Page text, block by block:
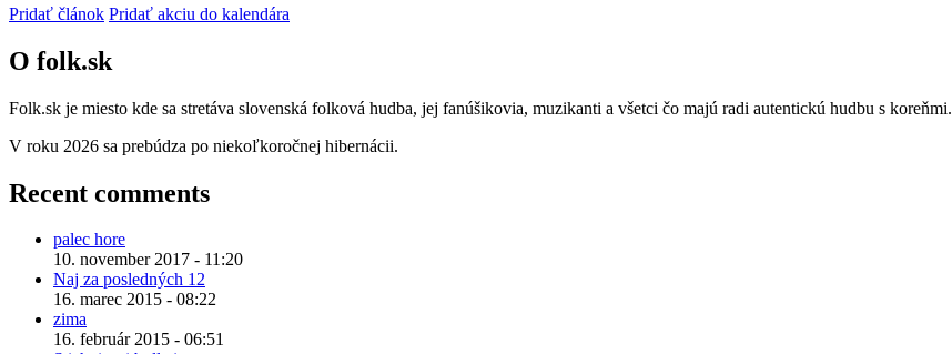
Pridať článok Pridať akciu do kalendára
O folk.sk
Folk.sk je miesto kde sa stretáva slovenská folková hudba, jej fanúšikovia, muzikanti a všetci čo majú radi autentickú hudbu s koreňmi.
V roku 2026 sa prebúdza po niekoľkoročnej hibernácii.
Recent comments
palec hore
10. november 2017 - 11:20
Naj za posledných 12
16. marec 2015 - 08:22
zima
16. február 2015 - 06:51